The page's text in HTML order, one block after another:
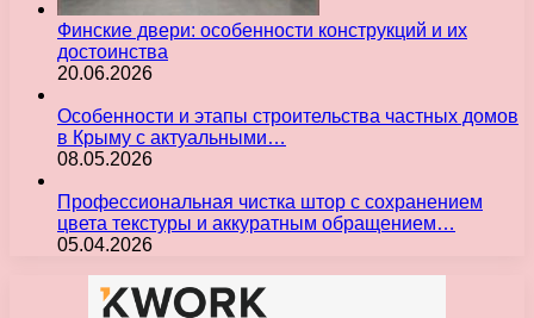
Финские двери: особенности конструкций и их
достоинства
20.06.2026
Особенности и этапы строительства частных домов
в Крыму с актуальными…
08.05.2026
Профессиональная чистка штор с сохранением
цвета текстуры и аккуратным обращением…
05.04.2026